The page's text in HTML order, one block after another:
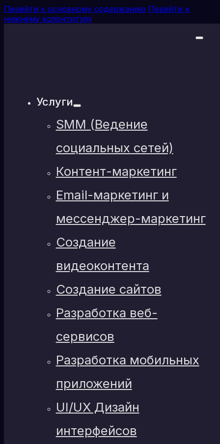
Перейти к основному содержанию Перейти к
нижнему колонтитулу
Услуги
SMM (Ведение
социальных сетей)
Контент-маркетинг
Email-маркетинг и
мессенджер-маркетинг
Создание
видеоконтента
Создание сайтов
Разработка веб-
сервисов
Разработка мобильных
приложений
UI/UX Дизайн
интерфейсов